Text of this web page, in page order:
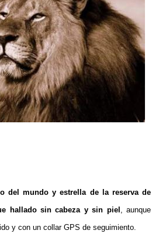
del mundo y estrella de la reserva de
hallado sin cabeza y sin piel
, aunque
y con un collar GPS de seguimiento.